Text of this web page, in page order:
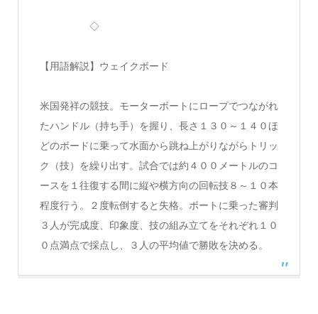
◇
【用語解説】 ウェイクボード
米国発祥の競技。モーターボートにロープでつながれ
たハンドル（持ち手）を握り、長さ１３０～１４０ほ
どのボードに乗って水面から跳ね上がりながらトリッ
ク（技）を繰り出す。試合では約４００メートルのコ
ースを１往復する間に縦や横方向の回転技８～１０本
程度行う。２度転倒すると失格。ボートに乗った審判
３人が完成度、印象度、技の組み立てをそれぞれ１０
０点満点で採点し、３人の平均値で勝敗を決める。